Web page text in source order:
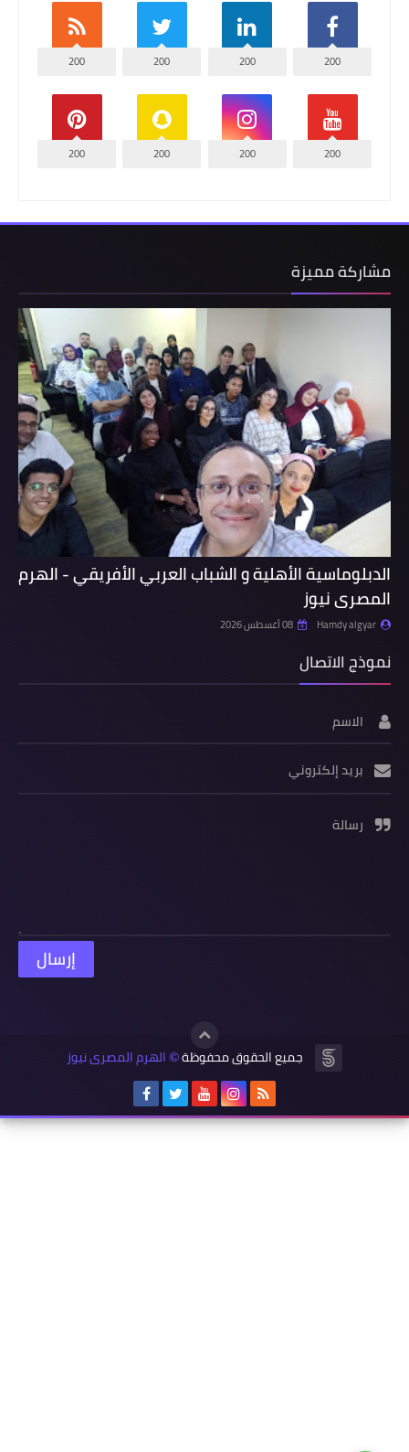
200
200
200
200
200
200
200
200
مشاركة مميزة
الدبلوماسية الأهلية و الشباب العربي الأفريقي - الهرم
المصرى نيوز
Hamdy algyar 08 أغسطس 2026
نموذج الاتصال
الاسم
بريد إلكتروني
رسالة
جميع الحقوق محفوظة© الهرم المصرى نيوز